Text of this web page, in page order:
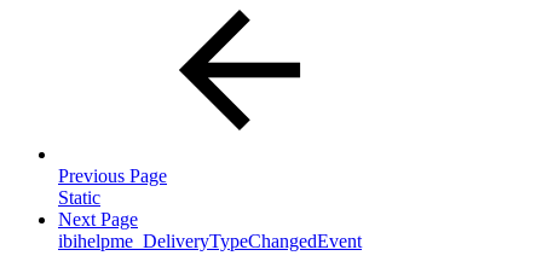
Previous Page
Static
Next Page
ibihelpme_DeliveryTypeChangedEvent